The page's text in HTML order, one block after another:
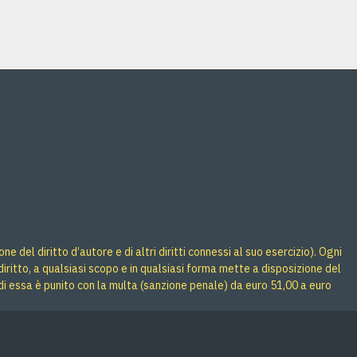
del diritto d’autore e di altri diritti connessi al suo esercizio). Ogni
a qualsiasi scopo e in qualsiasi forma mette a disposizione del
è punito con la multa (sanzione penale) da euro 51,00 a euro